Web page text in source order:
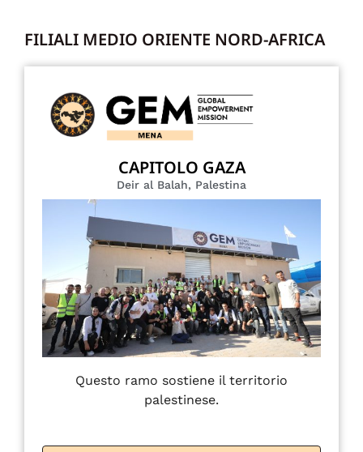
FILIALI MEDIO ORIENTE NORD-AFRICA
CAPITOLO GAZA
Deir al Balah, Palestina
Questo ramo sostiene il territorio
palestinese.